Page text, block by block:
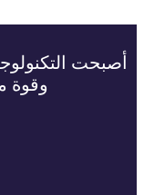
أصبحت
وقوة